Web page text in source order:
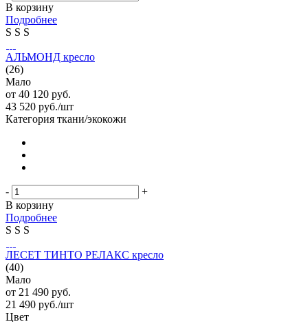
В корзину
Подробнее
S S S
АЛЬМОНД кресло
(26)
Мало
от 40 120 руб.
43 520 руб./шт
Категория ткани/экокожи
-
+
В корзину
Подробнее
S S S
ЛЕСЕТ ТИНТО РЕЛАКС кресло
(40)
Мало
от 21 490 руб.
21 490 руб./шт
Цвет